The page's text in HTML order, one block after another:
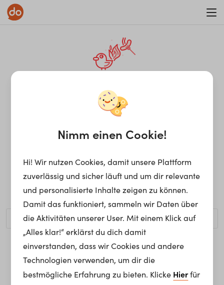
¡Ay, caramba! Seite nicht
gefunden.
Ups, die gewünschte Seite kann nicht gefunden werden.
Möchtest du nach einem bestimmten Begriff suchen?
Homepage
Nimm einen Cookie!
Hi! Wir nutzen Cookies, damit unsere Plattform
zuverlässig und sicher läuft und um dir relevante
und personalisierte Inhalte zeigen zu können.
Damit das funktioniert, sammeln wir Daten über
die Aktivitäten unserer User. Mit einem Klick auf
„Alles klar!“ erklärst du dich damit
einverstanden, dass wir Cookies und andere
Technologien verwenden, um dir die
bestmögliche Erfahrung zu bieten. Klicke Hierfür